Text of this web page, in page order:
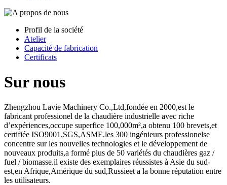
Profil de la société
Atelier
Capacité de fabrication
Certificats
Sur nous
Zhengzhou Lavie Machinery Co.,Ltd,fondée en 2000,est le
fabricant professionel de la chaudière industrielle avec riche
d’expériences,occupe superfice 100,000m²,a obtenu 100 brevets,et
certifiée ISO9001,SGS,ASME.les 300 ingénieurs professionelse
concentre sur les nouvelles technologies et le développement de
nouveaux produits,a formé plus de 50 variétés du chaudières gaz /
fuel / biomasse.il existe des exemplaires réussistes à Asie du sud-
est,en Afrique,Amérique du sud,Russieet a la bonne réputation entre
les utilisateurs.